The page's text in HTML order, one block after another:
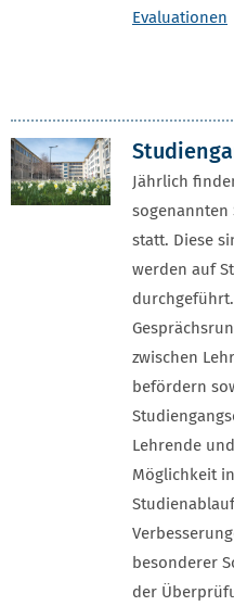
Evaluationen
Jährlich
sogenannten
statt. Diese
werden auf
zwischen
befördern
Lehrende
Möglichkeit
besonderer
der